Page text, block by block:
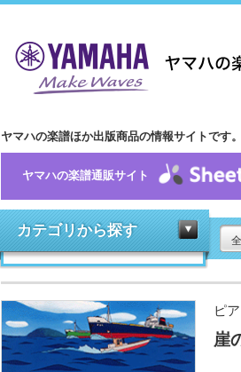
ヤマハの楽譜ほか出版商品の情報サイトです。
ヤマハの楽譜通販サイト
カテゴリから探す
ピ
崖